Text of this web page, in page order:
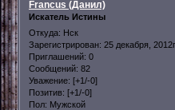
Francus (Данил)
Искатель Истины
Откуда: Нск
Зарегистрирован: 25 декабря, 2012г.
Приглашений: 0
Сообщений: 82
Уважение: [+1/-0]
Позитив: [+1/-0]
Пол: Мужской